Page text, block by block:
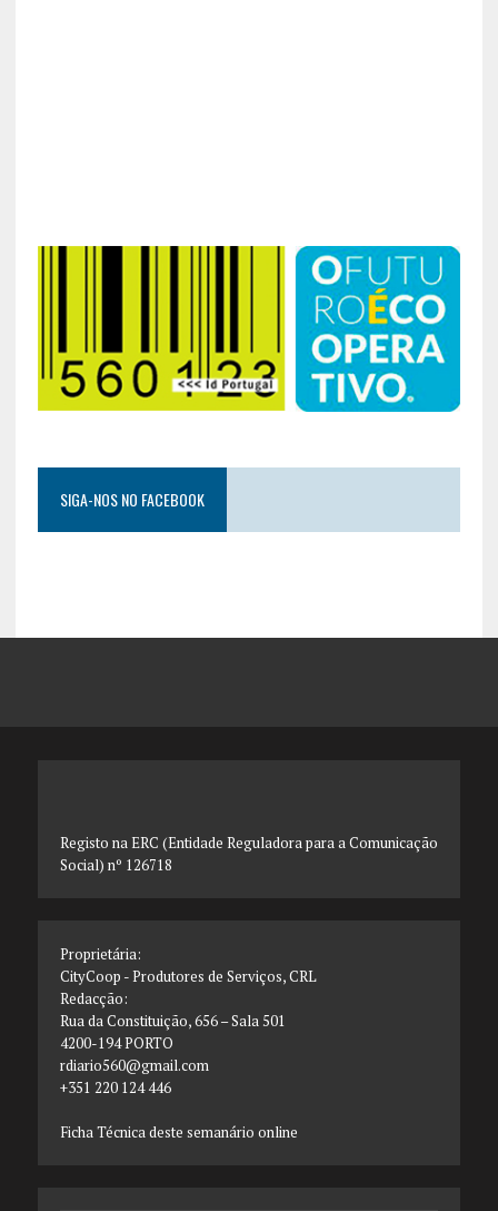
SIGA-NOS NO FACEBOOK
Registo na ERC (Entidade Reguladora para a Comunicação
Social) nº 126718
Proprietária:
CityCoop - Produtores de Serviços, CRL
Redacção:
Rua da Constituição, 656 – Sala 501
4200-194 PORTO
rdiario560@gmail.com
+351 220 124 446
Ficha Técnica deste semanário online